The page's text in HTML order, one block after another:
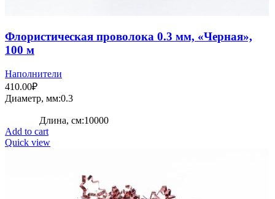
Флористическая проволока 0.3 мм, «Черная»,
100 м
Наполнители
410.00₽
Диаметр, мм:0.3
Длина, см:10000
Add to cart
Quick view